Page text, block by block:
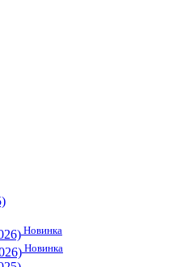
Новинка
Новинка